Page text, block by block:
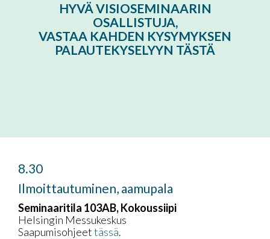
HYVÄ VISIOSEMINAARIN
OSALLISTUJA,
VASTAA KAHDEN KYSYMYKSEN
PALAUTEKYSELYYN TÄSTÄ
8.30
Ilmoittautuminen, aamupala
Seminaaritila 103AB, Kokoussiipi
Helsingin Messukeskus
Saapumisohjeettässä.